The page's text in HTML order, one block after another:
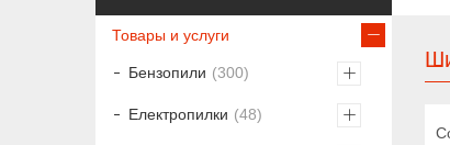
Товары и услуги
Бензопили 300
Електропилки 48